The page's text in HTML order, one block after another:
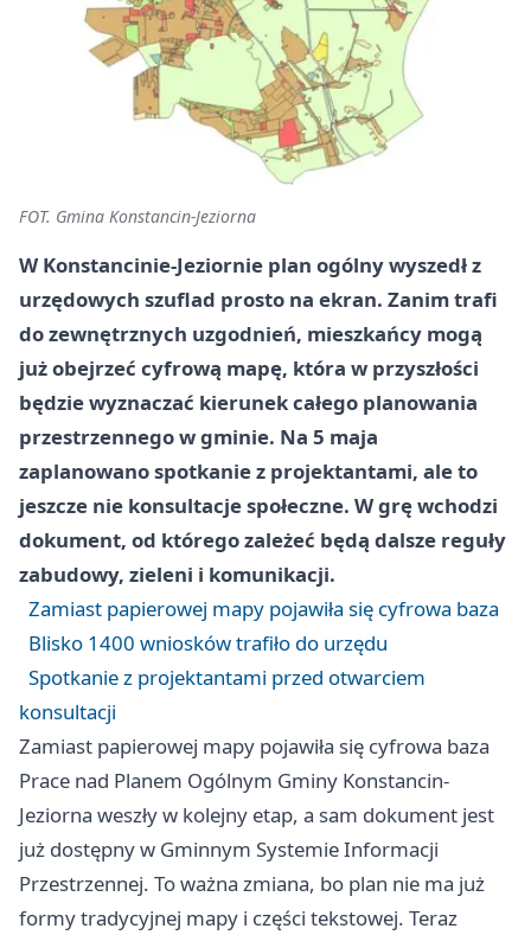
FOT. Gmina Konstancin-Jeziorna
W Konstancinie-Jeziornie plan ogólny wyszedł z
urzędowych szuflad prosto na ekran. Zanim trafi
do zewnętrznych uzgodnień, mieszkańcy mogą
już obejrzeć cyfrową mapę, która w przyszłości
będzie wyznaczać kierunek całego planowania
przestrzennego w gminie. Na 5 maja
zaplanowano spotkanie z projektantami, ale to
jeszcze nie konsultacje społeczne. W grę wchodzi
dokument, od którego zależeć będą dalsze reguły
zabudowy, zieleni i komunikacji.
Zamiast papierowej mapy pojawiła się cyfrowa baza
Blisko 1400 wniosków trafiło do urzędu
Spotkanie z projektantami przed otwarciem
konsultacji
Zamiast papierowej mapy pojawiła się cyfrowa baza
Prace nad Planem Ogólnym Gminy Konstancin-
Jeziorna weszły w kolejny etap, a sam dokument jest
już dostępny w Gminnym Systemie Informacji
Przestrzennej. To ważna zmiana, bo plan nie ma już
formy tradycyjnej mapy i części tekstowej. Teraz